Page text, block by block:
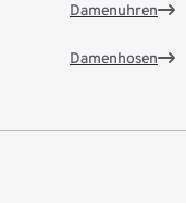
Damenuhren
Damenhosen